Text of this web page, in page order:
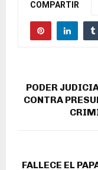
COMPARTIR
PODER
CONTRA
FALLECE EL